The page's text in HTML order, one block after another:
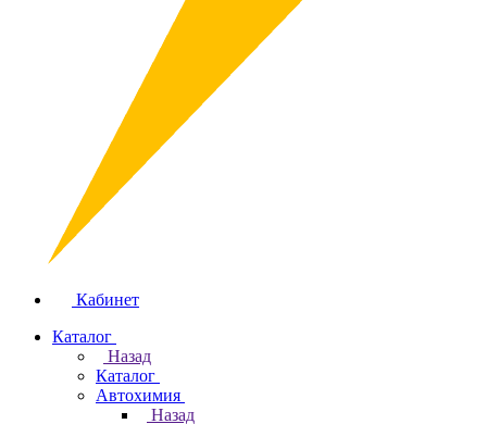
Кабинет
Каталог
Назад
Каталог
Автохимия
Назад